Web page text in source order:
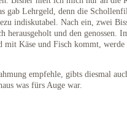
gab Lehrgeld, denn die
indiskutabel. Nach ein, zwei
herausgeholt und den genossen.
mit Käse und Fisch kommt, werde
empfehle, gibts diesmal
was fürs Auge war.